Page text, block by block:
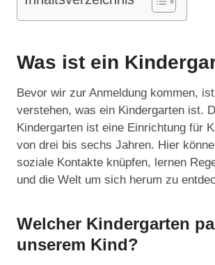
Was ist ein
Bevor wir zur Anmeldung kommen,
verstehen, was ein Kindergarten ist.
Kindergarten ist eine Einrichtung für
von drei bis sechs Jahren. Hier
soziale Kontakte knüpfen, lernen
und die Welt um sich herum zu
Welcher Kindergarten
unserem Kind?